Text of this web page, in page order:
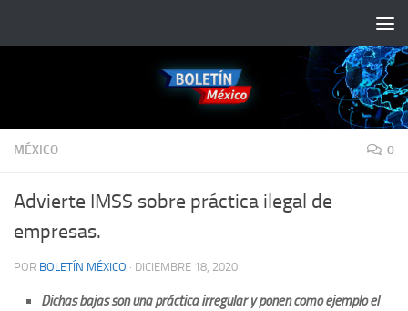
MÉXICO 0
Advierte IMSS sobre práctica ilegal de
empresas.
POR BOLETÍN MÉXICO · DICIEMBRE 18, 2020
Dichas bajas son una práctica irregular y ponen como ejemplo el